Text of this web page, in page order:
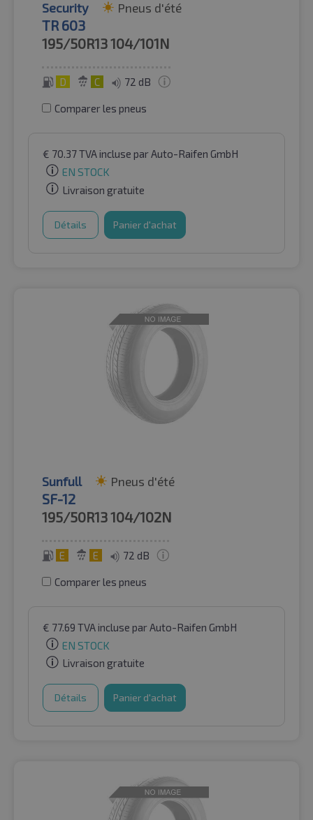
Security Pneus d'été
TR 603
195/50R13104/101N
D C 72 dB
Comparer les pneus
€ 70.37TVA incluse par Auto-Raifen GmbH
EN STOCK
Livraison gratuite
Détails Panier d'achat
Sunfull Pneus d'été
SF-12
195/50R13104/102N
E E 72 dB
Comparer les pneus
€ 77.69 TVA incluse par Auto-Raifen GmbH
EN STOCK
Livraison gratuite
Détails Panier d'achat